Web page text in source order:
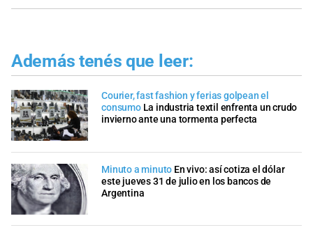
Además tenés que leer:
Courier, fast fashion y ferias golpean el
consumo La industria textil enfrenta un crudo
invierno ante una tormenta perfecta
Minuto a minuto En vivo: así cotiza el dólar
este jueves 31 de julio en los bancos de
Argentina